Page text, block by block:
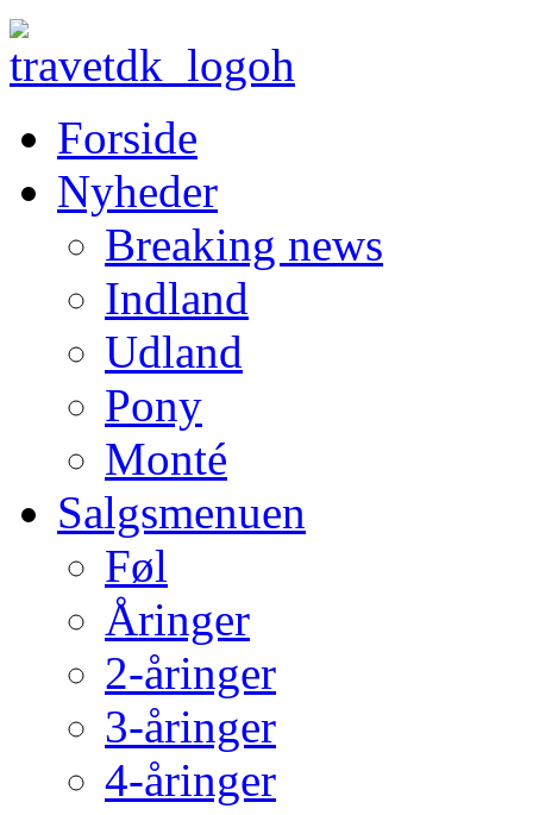
Forside
Nyheder
Breaking news
Indland
Udland
Pony
Monté
Salgsmenuen
Føl
Åringer
2-åringer
3-åringer
4-åringer